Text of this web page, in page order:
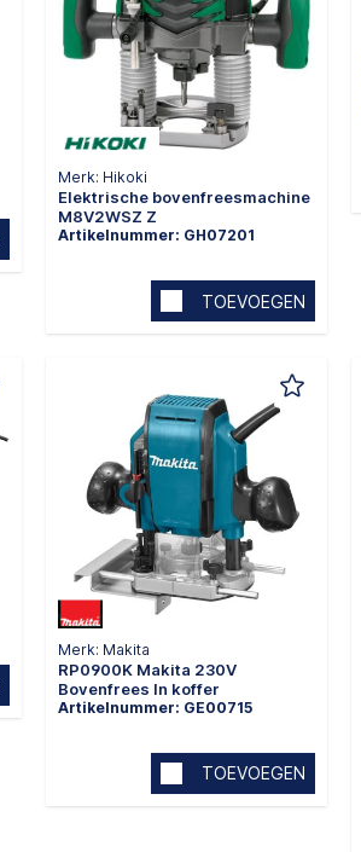
Merk: Hikoki
Elektrische bovenfreesmachine
M8V2WSZ Z
Artikelnummer: GH07201
TOEVOEGEN
Merk: Makita
RP0900K Makita 230V
Bovenfrees In koffer
Artikelnummer: GE00715
TOEVOEGEN